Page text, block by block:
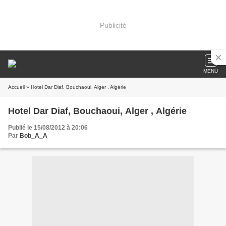
Publicité
MENU
Accueil » Hotel Dar Diaf, Bouchaoui, Alger , Algérie
Hotel Dar Diaf, Bouchaoui, Alger , Algérie
Publié le 15/08/2012 à 20:06
Par Bob_A_A